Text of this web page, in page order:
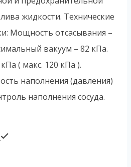
жидкости. Технические
Мощность отсасывания –
вакуум – 82 кПа.
( макс. 120 кПа ).
наполнения (давления)
наполнения сосуда.